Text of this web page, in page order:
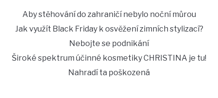
Aby stěhování do zahraničí nebylo noční můrou
Jak využít Black Friday k osvěžení zimních stylizací?
Nebojte se podnikání
Široké spektrum účinné kosmetiky CHRISTINA je tu!
Nahradí ta poškozená